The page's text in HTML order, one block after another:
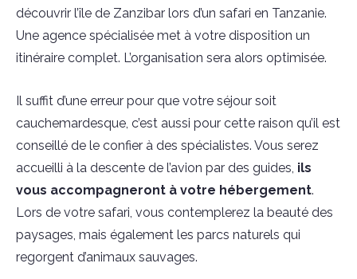
découvrir l’île de Zanzibar lors d’un safari en Tanzanie.
Une agence spécialisée met à votre disposition un
itinéraire complet. L’organisation sera alors optimisée.
Il suffit d’une erreur pour que votre séjour soit
cauchemardesque, c’est aussi pour cette raison qu’il est
conseillé de le confier à des spécialistes. Vous serez
accueilli à la descente de l’avion par des guides, ils
vous accompagneront à votre hébergement.
Lors de votre safari, vous contemplerez la beauté des
paysages, mais également les parcs naturels qui
regorgent d’animaux sauvages.